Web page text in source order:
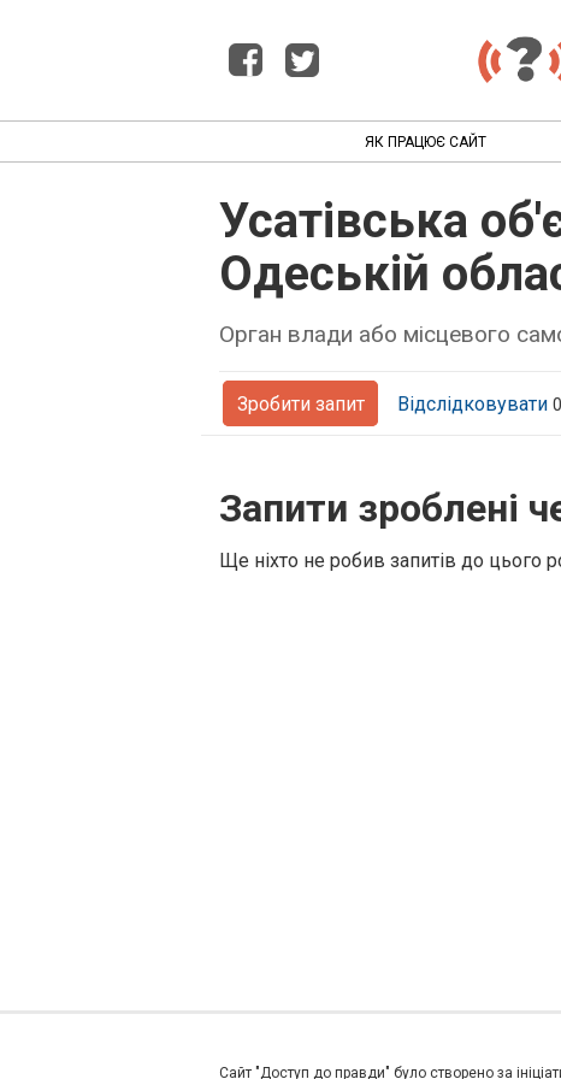
ЯК ПРАЦЮЄ САЙТ
Усатівська
Одеській
Орган влади або місцевого
Зробити запит Відслідковувати 0
Запити зроблені
Ще ніхто не робив запитів до цього
Сайт "Доступ до правди" було створено за